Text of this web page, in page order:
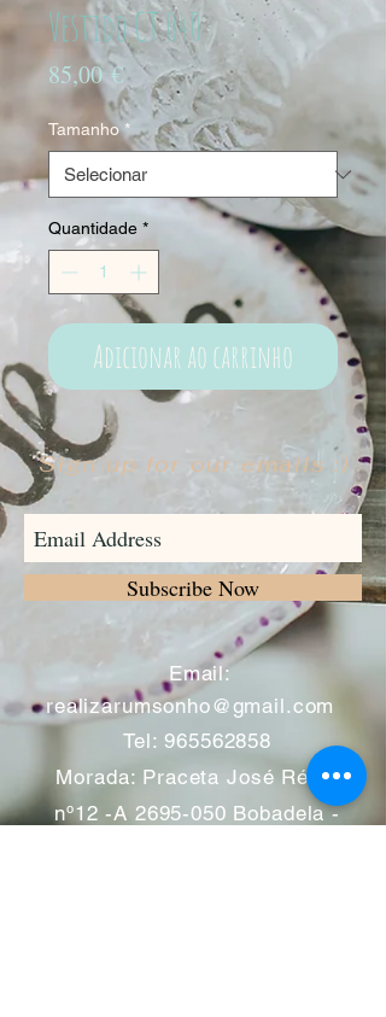
Vestido CT 040
85,00 €Preço
Tamanho *
Quantidade *
Adicionar ao carrinho
Sign up for our emails :)
Subscribe Now
​Email:
realizarumsonho@gmail.com
Tel: 965562858
Morada: Praceta José Régio
nº12 -A 2695-050 Bobadela -